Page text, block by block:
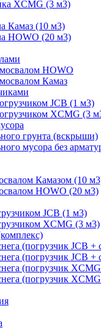
XCMG (3 м3)
Камаз (10 м3)
HOWO (20 м3)
HOWO
Камаз
JCB (1 м3)
XCMG (3
грунта (вскрыши)
мусора без
Камазом (10
HOWO (20 м3)
JCB (1 м3)
XCMG (3 м3)
(погрузчик JCB +
(погрузчик JCB +
(погрузчик
(погрузчик